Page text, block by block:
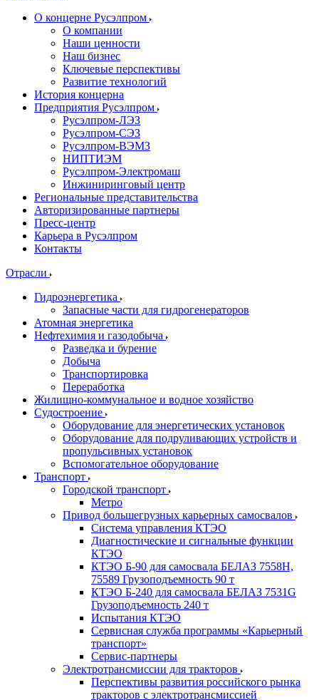
О концерне Русэлпром
О компании
Наши ценности
Наш бизнес
Ключевые перспективы
Развитие технологий
История концерна
Предприятия Русэлпром
Русэлпром-ЛЭЗ
Русэлпром-СЭЗ
Русэлпром-ВЭМЗ
НИПТИЭМ
Русэлпром-Электромаш
Инжиниринговый центр
Региональные представительства
Авторизированные партнеры
Пресс-центр
Карьера в Русэлпром
Контакты
Отрасли
Гидроэнергетика
Запасные части для гидрогенераторов
Атомная энергетика
Нефтехимия и газодобыча
Разведка и бурение
Добыча
Транспортировка
Переработка
Жилищно-коммунальное и водное хозяйство
Судостроение
Оборудование для энергетических установок
Оборудование для подруливающих устройств и
пропульсивных установок
Вспомогательное оборудование
Транспорт
Городской транспорт
Метро
Привод большегрузных карьерных самосвалов
Система управления КТЭО
Диагностические и сигнальные функции
КТЭО
КТЭО Б-90 для самосвала БЕЛАЗ 7558H,
75589 Грузоподъемность 90 т
КТЭО Б-240 для самосвала БЕЛАЗ 7531G
Грузоподъемность 240 т
Испытания КТЭО
Сервисная служба программы «Карьерный
транспорт»
Сервис-партнеры
Электротрансмиссии для тракторов
Перспективы развития российского рынка
тракторов с электротрансмиссией